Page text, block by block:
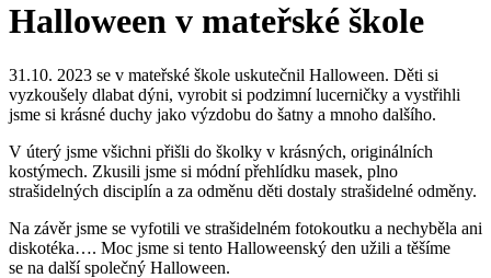
Halloween v mateřské škole
31.10. 2023 se v mateřské škole uskutečnil Halloween. Děti si
vyzkoušely dlabat dýni, vyrobit si podzimní lucerničky a vystřihli
jsme si krásné duchy jako výzdobu do šatny a mnoho dalšího.
V úterý jsme všichni přišli do školky v krásných, originálních
kostýmech. Zkusili jsme si módní přehlídku masek, plno
strašidelných disciplín a za odměnu děti dostaly strašidelné odměny.
Na závěr jsme se vyfotili ve strašidelném fotokoutku a nechyběla ani
diskotéka…. Moc jsme si tento Halloweenský den užili a těšíme
se na další společný Halloween.